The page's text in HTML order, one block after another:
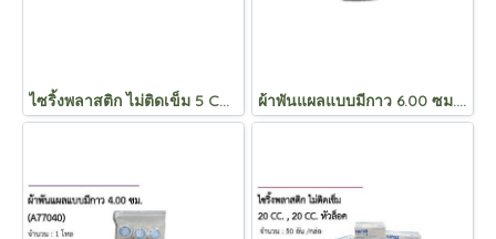
ไซริ้งพลาสติก ไม่ติดเข็ม 5 CC. , 5 CC. หัวล็อค ผ้าพันแผลแบบมีกาว 6.00 ซม. (A77060)